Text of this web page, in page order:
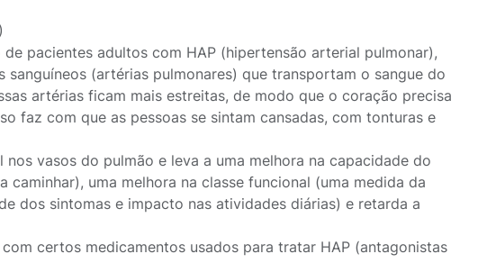
pacientes adultos com HAP (hipertensão arterial pulmonar),
(artérias pulmonares) que transportam o sangue do
artérias ficam mais estreitas, de modo que o coração precisa
faz com que as pessoas se sintam cansadas, com tonturas e
vasos do pulmão e leva a uma melhora na capacidade do
uma melhora na classe funcional (uma medida da
dos sintomas e impacto nas atividades diárias) e retarda a
certos medicamentos usados para tratar HAP (antagonistas